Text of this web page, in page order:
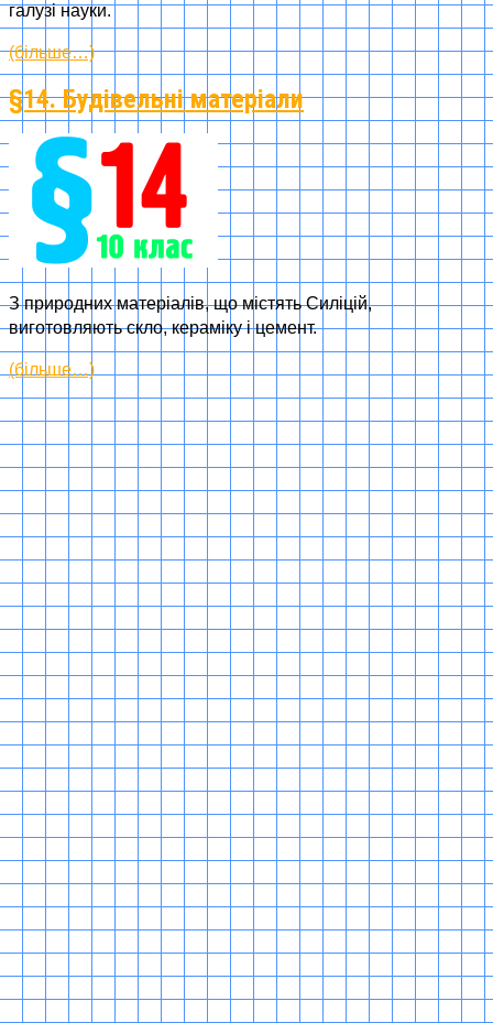
галузі науки.
(більше…)
§14. Будівельні матеріали
З природних матеріалів, що містять Силіцій,
виготовляють скло, кераміку і цемент.
(більше…)